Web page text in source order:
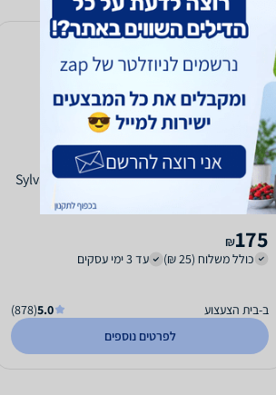
Sylvanian Families 5535 Family Picnic Van
175
₪
כולל משלוח (25 ₪)
עד 3 ימי עסקים
ב-בית הצעצוע 5.0
(878)
לפרטים נוספים